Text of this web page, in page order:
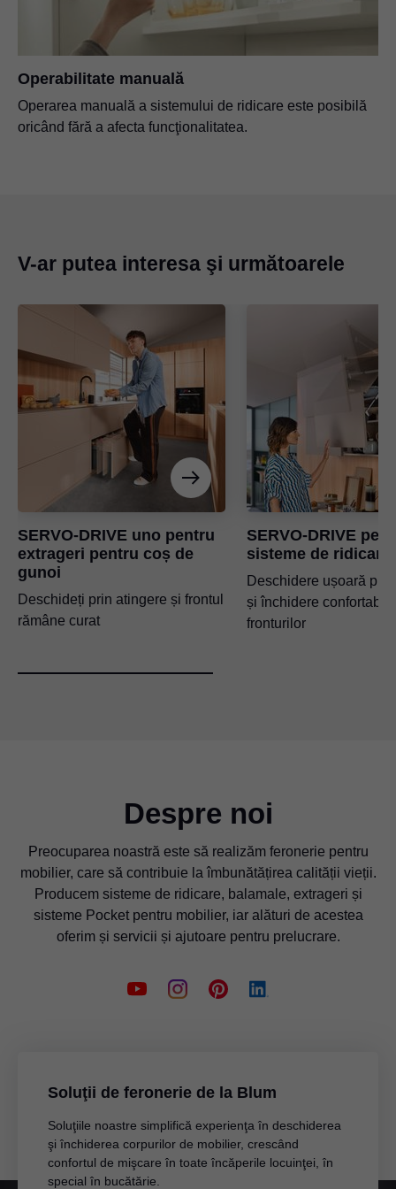
Operabilitate manuală
Operarea manuală a sistemului de ridicare este posibilă
oricând fără a afecta funcţionalitatea.
V-ar putea interesa şi următoarele
SERVO-DRIVE uno pentru
extrageri pentru coș de
gunoi
Deschideți prin atingere și frontul
rămâne curat
SERVO-DRIVE
sisteme de ridicare
Deschidere ușoară
și închidere
fronturilor
Despre noi
Preocuparea noastră este să realizăm feronerie pentru
mobilier, care să contribuie la îmbunătățirea calității vieții.
Producem sisteme de ridicare, balamale, extrageri și
sisteme Pocket pentru mobilier, iar alături de acestea
oferim și servicii și ajutoare pentru prelucrare.
Soluţii de feronerie de la Blum
Soluţiile noastre simplifică experienţa în deschiderea
şi închiderea corpurilor de mobilier, crescând
confortul de mişcare în toate încăperile locuinţei, în
special în bucătărie.